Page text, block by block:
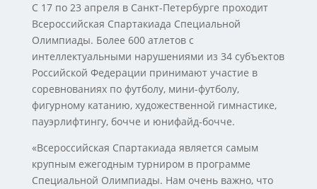
С 17 по 23 апреля в Санкт-Петербурге проходит
Всероссийская Спартакиада Специальной
Олимпиады. Более 600 атлетов с
интеллектуальными нарушениями из 34 субъектов
Российской Федерации принимают участие в
соревнованиях по футболу, мини-футболу,
фигурному катанию, художественной гимнастике,
пауэрлифтингу, бочче и юнифайд-бочче.
«Всероссийская Спартакиада является самым
крупным ежегодным турниром в программе
Специальной Олимпиады. Нам очень важно, что